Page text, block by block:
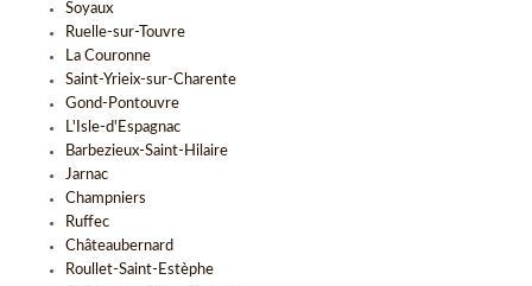
Soyaux
Ruelle-sur-Touvre
La Couronne
Saint-Yrieix-sur-Charente
Gond-Pontouvre
L'Isle-d'Espagnac
Barbezieux-Saint-Hilaire
Jarnac
Champniers
Ruffec
Châteaubernard
Roullet-Saint-Estèphe